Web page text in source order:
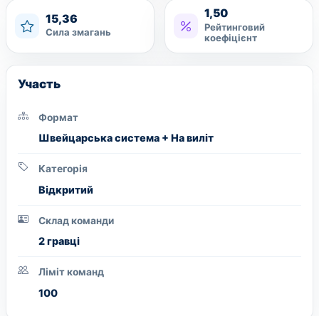
15,36
Сила змагань
1,50
Рейтинговий
коефіцієнт
Участь
Формат
Швейцарська система + На виліт
Категорія
Вiдкритий
Склад команди
2 гравці
Ліміт команд
100